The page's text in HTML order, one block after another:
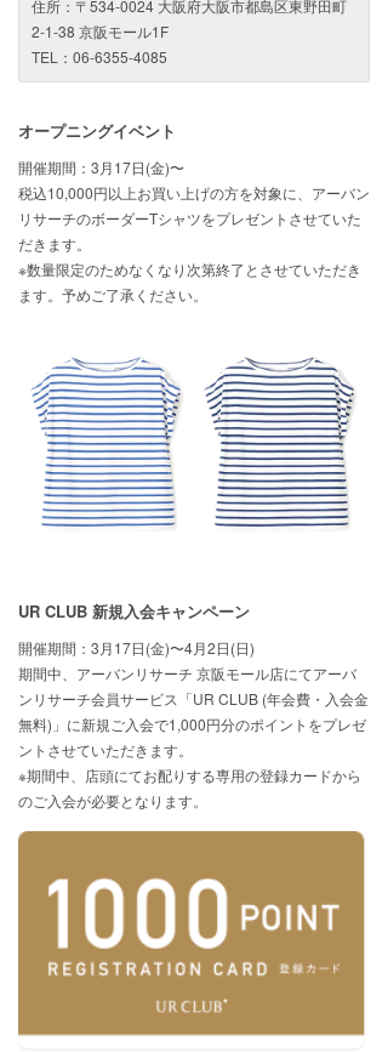
住所：〒534-0024 大阪府大阪市都島区東野田町
2-1-38 京阪モール1F
TEL：06-6355-4085
オープニングイベント
開催期間：3月17日(金)〜
税込10,000円以上お買い上げの方を対象に、アーバン
リサーチのボーダーTシャツをプレゼントさせていた
だきます。
※数量限定のためなくなり次第終了とさせていただき
ます。予めご了承ください。
UR CLUB 新規入会キャンペーン
開催期間：3月17日(金)〜4月2日(日)
期間中、アーバンリサーチ 京阪モール店にてアーバ
ンリサーチ会員サービス「UR CLUB (年会費・入会金
無料)」に新規ご入会で1,000円分のポイントをプレゼ
ントさせていただきます。
※期間中、店頭にてお配りする専用の登録カードから
のご入会が必要となります。